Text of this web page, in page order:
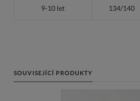
9-10 let 134/140
SOUVISEJÍCÍ PRODUKTY